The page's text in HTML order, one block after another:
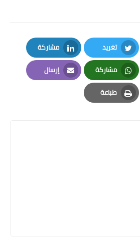
تغريد
Twitter
مشاركة
LinkedIn
مشاركة
Whatsapp
إرسال
Email
طباعة
Print